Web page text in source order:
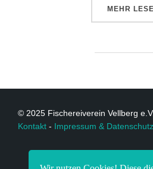
MEHR
© 2025 Fischereiverein Vellberg e.V.
Kontakt - Impressum & Datenschutz